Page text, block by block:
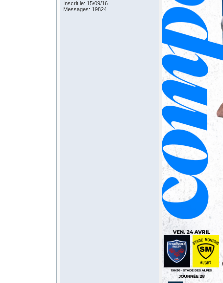
Inscrit le: 15/09/16
Messages: 19824